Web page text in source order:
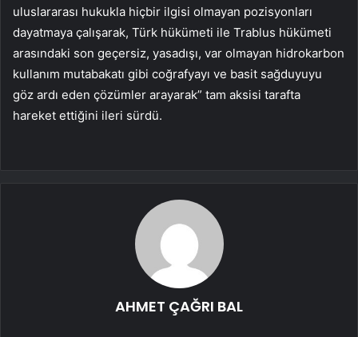
uluslararası hukukla hiçbir ilgisi olmayan pozisyonları
dayatmaya çalışarak, Türk hükümeti ile Trablus hükümeti
arasındaki son geçersiz, yasadışı, var olmayan hidrokarbon
kullanım mutabakatı gibi coğrafyayı ve basit sağduyuyu
göz ardı eden çözümler arayarak” tam aksisi tarafta
hareket ettiğini ileri sürdü.
AHMET ÇAĞRI BAL